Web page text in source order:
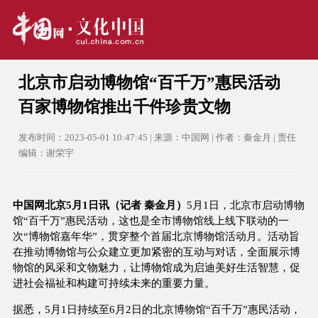
北京市启动博物馆“百千万”惠民活动
百家博物馆推出千件珍贵文物
发布时间：2023-05-01 10:47:45 | 来源：中国网 | 作者：秦金月 | 责任
编辑：谢荣宇
中国网北京5月1日讯（记者 秦金月） 5月1日，北京市启动博物
馆“百千万”惠民活动，这也是全市博物馆线上线下联动的一
次“博物馆嘉年华”，贯穿整个首届北京博物馆活动月。活动旨
在推动博物馆与公众建立更加紧密的互动与对话，全面展示博
物馆的风采和文物魅力，让博物馆成为启迪美好生活智慧，促
进社会福祉和构建可持续未来的重要力量。
据悉，5月1日持续至6月2日的北京博物馆“百千万”惠民活动，